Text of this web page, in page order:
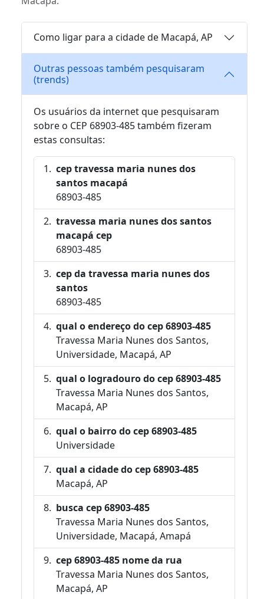
Como ligar para a cidade de Macapá, AP
Outras pessoas também pesquisaram
(trends)
Os usuários da internet que pesquisaram
sobre o CEP 68903-485 também fizeram
estas consultas:
cep travessa maria nunes dos
santos macapá
68903-485
travessa maria nunes dos santos
macapá cep
68903-485
cep da travessa maria nunes dos
santos
68903-485
qual o endereço do cep 68903-485
Travessa Maria Nunes dos Santos,
Universidade, Macapá, AP
qual o logradouro do cep 68903-485
Travessa Maria Nunes dos Santos,
Macapá, AP
qual o bairro do cep 68903-485
Universidade
qual a cidade do cep 68903-485
Macapá, AP
busca cep 68903-485
Travessa Maria Nunes dos Santos,
Universidade, Macapá, Amapá
cep 68903-485 nome da rua
Travessa Maria Nunes dos Santos,
Macapá, AP